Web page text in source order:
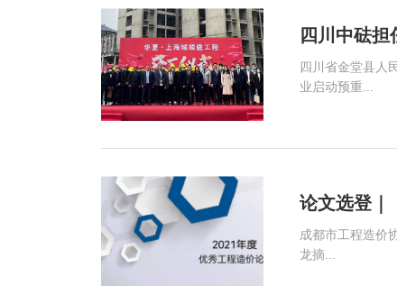
四川中砝
四川省金堂县人
业启动预重...
论文选登｜
成都市工程造价协
龙摘...